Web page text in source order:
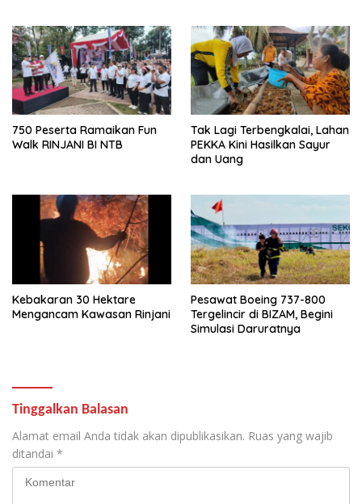
750 Peserta Ramaikan Fun
Walk RINJANI BI NTB
Tak Lagi Terbengkalai, Lahan
PEKKA Kini Hasilkan Sayur
dan Uang
Kebakaran 30 Hektare
Mengancam Kawasan Rinjani
Pesawat Boeing 737-800
Tergelincir di BIZAM, Begini
Simulasi Daruratnya
Tinggalkan Balasan
Alamat email Anda tidak akan dipublikasikan. Ruas yang wajib
ditandai *